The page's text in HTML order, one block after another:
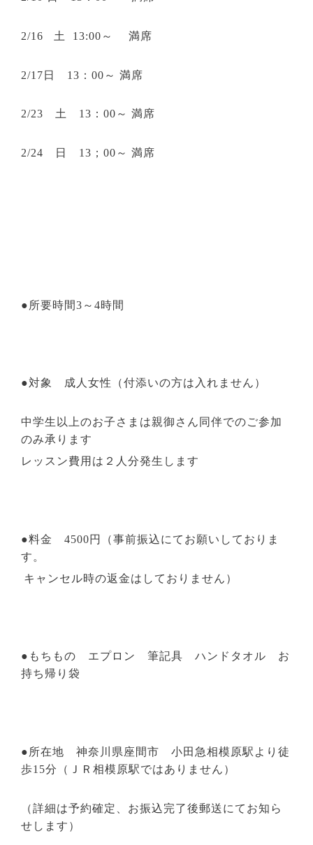
2/16 土 13:00～ 満席
2/17日 13：00～ 満席
2/23 土 13：00～ 満席
2/24 日 13；00～ 満席
●所要時間3 ～4時間
●対象 成人女性（付添いの方は入れません）
中学生以上のお子さまは親御さん同伴でのご参加
のみ承ります
レッスン費用は２人分発生します
●料金4500円（事前振込にてお願いしておりま
す。
キャンセル時の返金はしておりません）
●もちもの エプロン 筆記具 ハンドタオル お
持ち帰り袋
●所在地 神奈川県座間市 小田急相模原駅より徒
歩15分（ＪＲ相模原駅ではありません）
（詳細は予約確定、お振込完了後郵送にてお知ら
せします）